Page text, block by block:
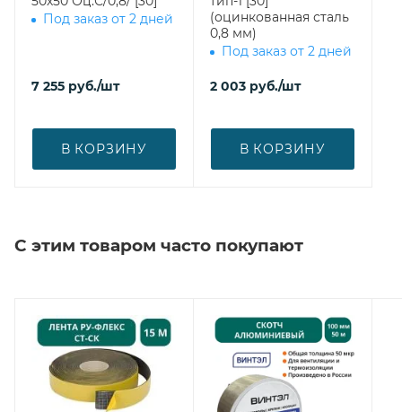
Под заказ от 2 дней
7 255 руб./шт
В КОРЗИНУ
(оцинкованная сталь
0,8 мм)
Под заказ от 2 дней
2 003 руб./шт
В КОРЗИНУ
С этим товаром часто покупают